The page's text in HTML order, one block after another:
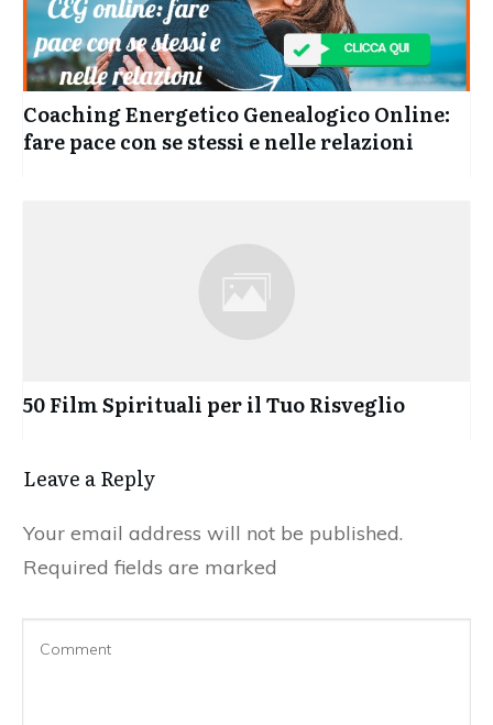
Coaching Energetico Genealogico Online:
fare pace con se stessi e nelle relazioni
50 Film Spirituali per il Tuo Risveglio
Leave a Reply
Your email address will not be published.
Required fields are marked